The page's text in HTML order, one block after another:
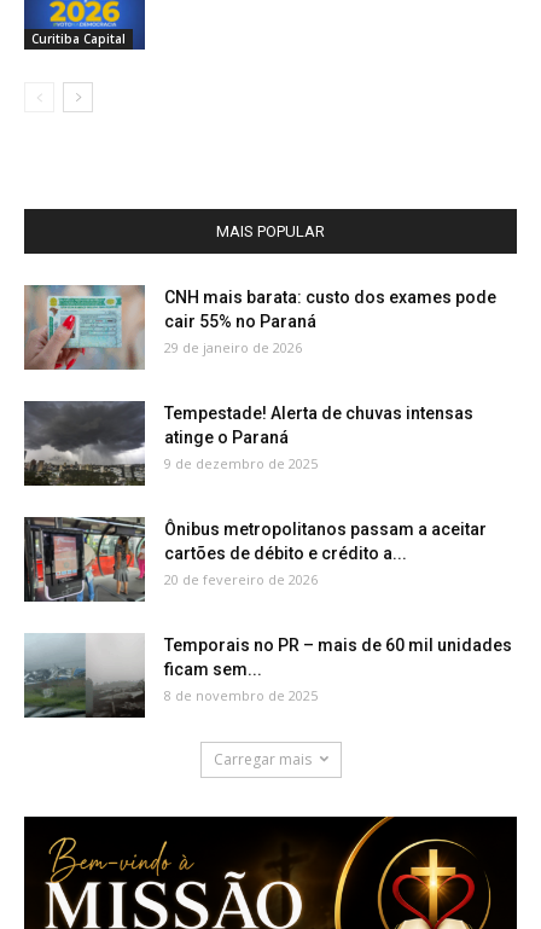
Curitiba Capital
MAIS POPULAR
CNH mais barata: custo dos exames pode
cair 55% no Paraná
29 de janeiro de 2026
Tempestade! Alerta de chuvas intensas
atinge o Paraná
9 de dezembro de 2025
Ônibus metropolitanos passam a aceitar
cartões de débito e crédito a...
20 de fevereiro de 2026
Temporais no PR – mais de 60 mil unidades
ficam sem...
8 de novembro de 2025
Carregar mais